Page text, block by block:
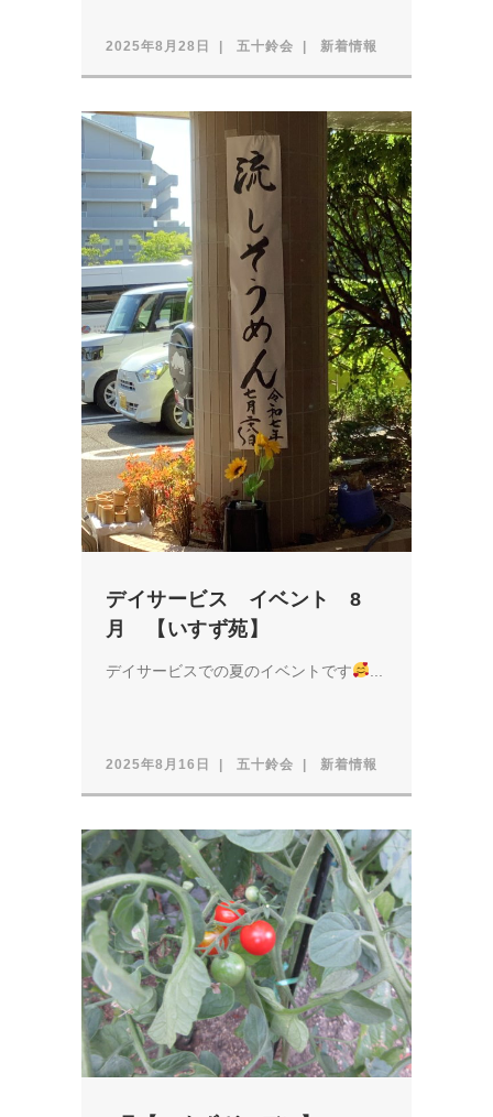
2025年8月28日 五十鈴会 新着情報
デイサービス イベント 8
月 【いすず苑】
デイサービスでの夏のイベントです
2025年8月16日 五十鈴会 新着情報